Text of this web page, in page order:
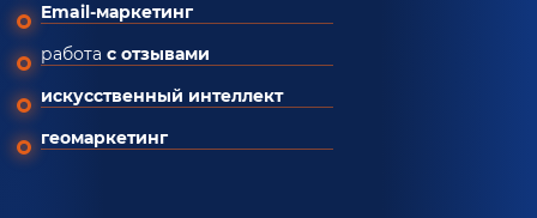
Email-маркетинг
работа с отзывами
искусственный интеллект
геомаркетинг